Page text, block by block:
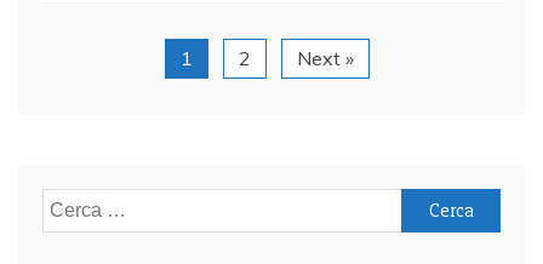
dI
A
p
vi
di
1 2 Next »
Ricerca
per: